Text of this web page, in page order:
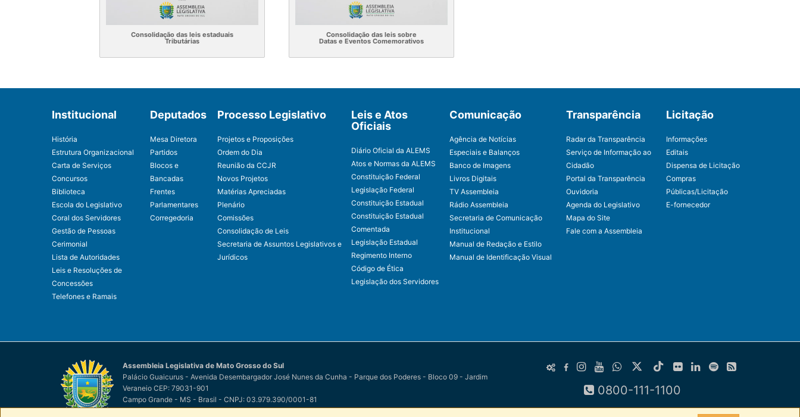
Consolidação das leis estaduais
Tributárias
Consolidação das leis sobre
Datas e Eventos Comemorativos
Institucional
História
Estrutura Organizacional
Carta de Serviços
Concursos
Biblioteca
Escola do Legislativo
Coral dos Servidores
Gestão de Pessoas
Cerimonial
Lista de Autoridades
Leis e Resoluções de
Concessões
Telefones e Ramais
Deputados
Mesa Diretora
Partidos
Blocos e
Bancadas
Frentes
Parlamentares
Corregedoria
Processo Legislativo
Projetos e Proposições
Ordem do Dia
Reunião da CCJR
Novos Projetos
Matérias Apreciadas
Plenário
Comissões
Consolidação de Leis
Secretaria de Assuntos Legislativos e
Jurídicos
Leis e Atos
Oficiais
Diário Oficial da ALEMS
Atos e Normas da ALEMS
Constituição Federal
Legislação Federal
Constituição Estadual
Constituição Estadual
Comentada
Legislação Estadual
Regimento Interno
Código de Ética
Legislação dos Servidores
Comunicação
Agência de Notícias
Especiais e Balanços
Banco de Imagens
Livros Digitais
TV Assembleia
Rádio Assembleia
Secretaria de Comunicação
Institucional
Manual de Redação e Estilo
Manual de Identificação Visual
Transparência
Radar da Transparência
Serviço de Informação ao
Cidadão
Portal da Transparência
Ouvidoria
Agenda do Legislativo
Mapa do Site
Fale com a Assembleia
Licitação
Informações
Editais
Dispensa de Licitação
Compras
Públicas/Licitação
E-fornecedor
Assembleia Legislativa de Mato Grosso do Sul
Palácio Guaicurus - Avenida Desembargador José Nunes da Cunha - Parque dos Poderes - Bloco 09 - Jardim
Veraneio CEP: 79031-901
Campo Grande - MS - Brasil - CNPJ: 03.979.390/0001-81
© Assembleia Legislativa de Mato Grosso do SulporEasy Net Tecnologia da Informação
0800-111-1100